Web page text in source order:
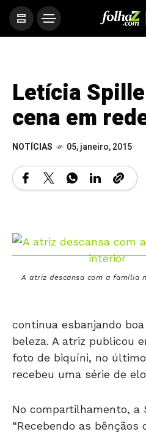
Letícia
cena em
NOTÍCIAS 05, janeiro, 2015
A atriz descansa com a família
continua esbanjando
beleza. A atriz publicou
foto de biquíni, no último
recebeu uma série de
No compartilhamento, a
“Recebendo as bênçãos